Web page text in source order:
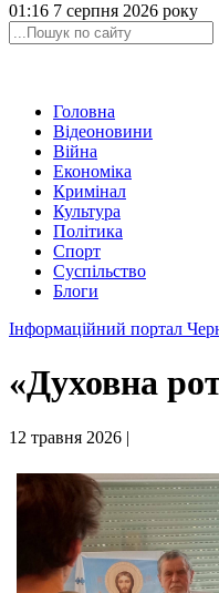
01:16 7 серпня 2026 року
Головна
Відеоновини
Війна
Економіка
Кримінал
Культура
Політика
Спорт
Суспільство
Блоги
Інформаційний портал
«Духовна
12 травня 2026 |